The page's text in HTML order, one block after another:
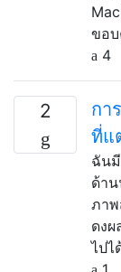
ขอ
4
2
กา
ที่แ
ฉัน
ด้า
ภา
ดง
ไป